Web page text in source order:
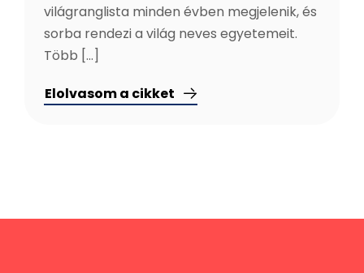
világranglista minden évben megjelenik, és
sorba rendezi a világ neves egyetemeit.
Több [...]
Elolvasom a cikket